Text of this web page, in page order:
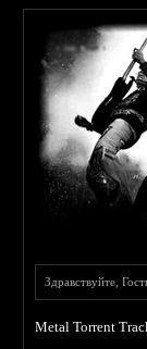
Здравствуйте,
Metal Torrent